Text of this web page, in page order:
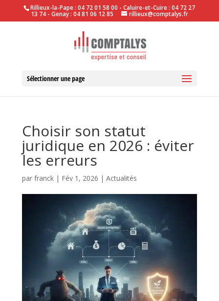
Rillieux-la-Pape : 04 72 01 58 00 - Caluire-et-Cuire : 04 72 27
13 74 - Genay : 04 81 06 12 85 rillieux@comptalys.fr
Sélectionner une page
Choisir son statut
juridique en 2026 : éviter
les erreurs
par franck| Fév 1, 2026 | Actualités